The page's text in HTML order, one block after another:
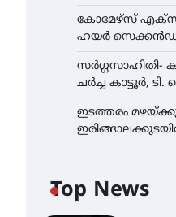
കോമേഴ്സ്
ഹയർ
സർഗ്ഗസാഹിതി-
ചർച്ച കാട്ടൂർ,
ഇടത്തരം
ഇരിങ്ങാലക്കുടയിൽ
Top News